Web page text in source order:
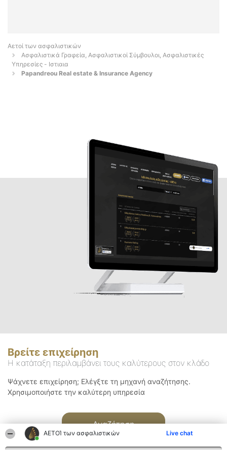
ΑΕΤΟΊ των ασφαλιστικών Live chat
Αετοί των ασφαλιστικών
Ασφαλιστικά Γραφεία, Ασφαλιστικοί Σύμβουλοι, Ασφαλιστικές
Υπηρεσίες - Ιστιαια
Papandreou Real estate & Insurance Agency
Βρείτε επιχείρηση
Η κατάταξη περιλαμβάνει τους καλύτερους στον κλάδο
Ψάχνετε επιχείρηση; Ελέγξτε τη μηχανή αναζήτησης.
Χρησιμοποιήστε την καλύτερη υπηρεσία
Αναζήτηση